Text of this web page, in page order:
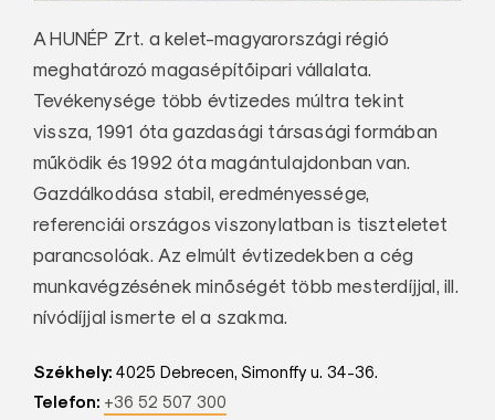
A HUNÉP Zrt. a kelet-magyarországi régió
meghatározó magasépítőipari vállalata.
Tevékenysége több évtizedes múltra tekint
vissza, 1991 óta gazdasági társasági formában
működik és 1992 óta magántulajdonban van.
Gazdálkodása stabil, eredményessége,
referenciái országos viszonylatban is tiszteletet
parancsolóak. Az elmúlt évtizedekben a cég
munkavégzésének minőségét több mesterdíjjal, ill.
nívódíjjal ismerte el a szakma.
Székhely: 4025 Debrecen, Simonffy u. 34-36.
Telefon: +36 52 507 300